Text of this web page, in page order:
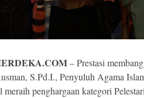
– Prestasi
S.Pd.I., Penyuluh Agama
penghargaan kategori